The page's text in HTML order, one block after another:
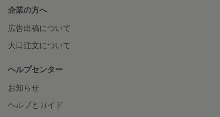
企業の方へ
広告出稿について
大口注文について
ヘルプセンター
お知らせ
ヘルプとガイド